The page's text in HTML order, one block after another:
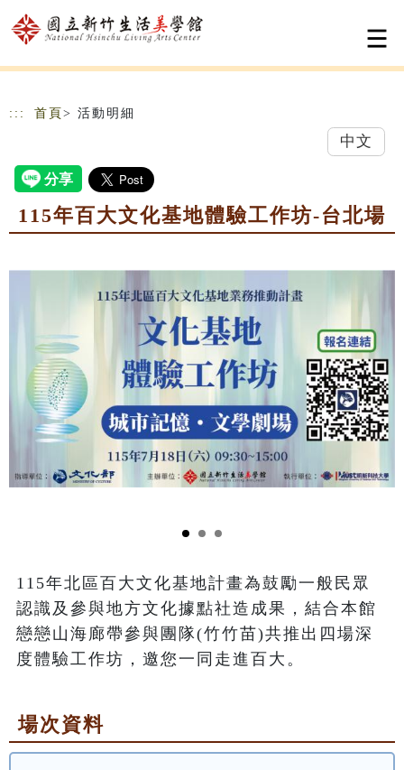
跳到主要內容
網站導覽
::: 首頁 > 活動明細
中文
115年百大文化基地體驗工作坊-台北場
115年北區百大文化基地計畫為鼓勵一般民眾
認識及參與地方文化據點社造成果，結合本館
戀戀山海廊帶參與團隊(竹竹苗)共推出四場深
度體驗工作坊，邀您一同走進百大。
場次資料